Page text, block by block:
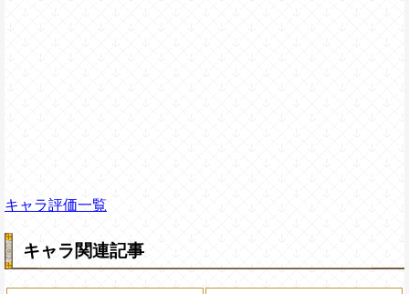
キャラ評価一覧
キャラ関連記事